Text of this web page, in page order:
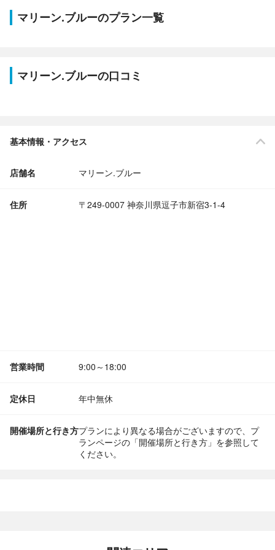
マリーン.ブルーのプラン一覧
マリーン.ブルーの口コミ
基本情報・アクセス
店舗名 マリーン.ブルー
住所 〒249-0007 神奈川県逗子市新宿3-1-4
営業時間 9:00～18:00
定休日 年中無休
開催場所と行き方プランにより異なる場合がございますので、プ
ランページの「開催場所と行き方」を参照して
ください。